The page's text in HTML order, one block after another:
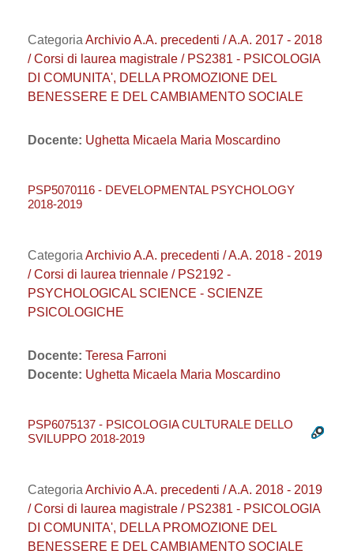
Categoria Archivio A.A. precedenti / A.A. 2017 - 2018
/ Corsi di laurea magistrale / PS2381 - PSICOLOGIA
DI COMUNITA', DELLA PROMOZIONE DEL
BENESSERE E DEL CAMBIAMENTO SOCIALE
Docente: Ughetta Micaela Maria Moscardino
PSP5070116 - DEVELOPMENTAL PSYCHOLOGY
2018-2019
Categoria Archivio A.A. precedenti / A.A. 2018 - 2019
/ Corsi di laurea triennale / PS2192 -
PSYCHOLOGICAL SCIENCE - SCIENZE
PSICOLOGICHE
Docente: Teresa Farroni
Docente: Ughetta Micaela Maria Moscardino
PSP6075137 - PSICOLOGIA CULTURALE DELLO
SVILUPPO 2018-2019
Categoria Archivio A.A. precedenti / A.A. 2018 - 2019
/ Corsi di laurea magistrale / PS2381 - PSICOLOGIA
DI COMUNITA', DELLA PROMOZIONE DEL
BENESSERE E DEL CAMBIAMENTO SOCIALE